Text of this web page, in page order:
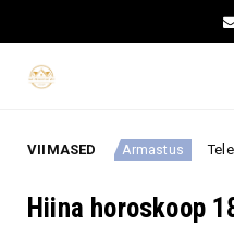
VIIMASEDTelefoninumber pole
Hiina horoskoop